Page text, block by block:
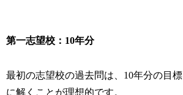
第一志望校：10年分
最初の志望校の過去問は、10年分の目標
に解くことが理想的です。